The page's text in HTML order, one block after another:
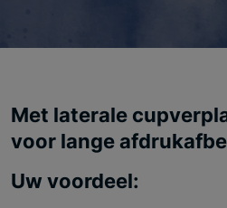
Met laterale
voor lange
Uw voordeel: